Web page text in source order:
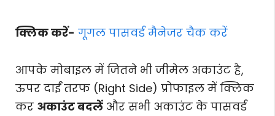
क्लिक करें- गूगल पासवर्ड मैनेजर चैक करें
आपके मोबाइल में जितने भी जीमेल अकाउंट है,
ऊपर दाईं तरफ (Right Side) प्रोफाइल में क्लिक
कर अकाउंट बदलें और सभी अकाउंट के पासवर्ड